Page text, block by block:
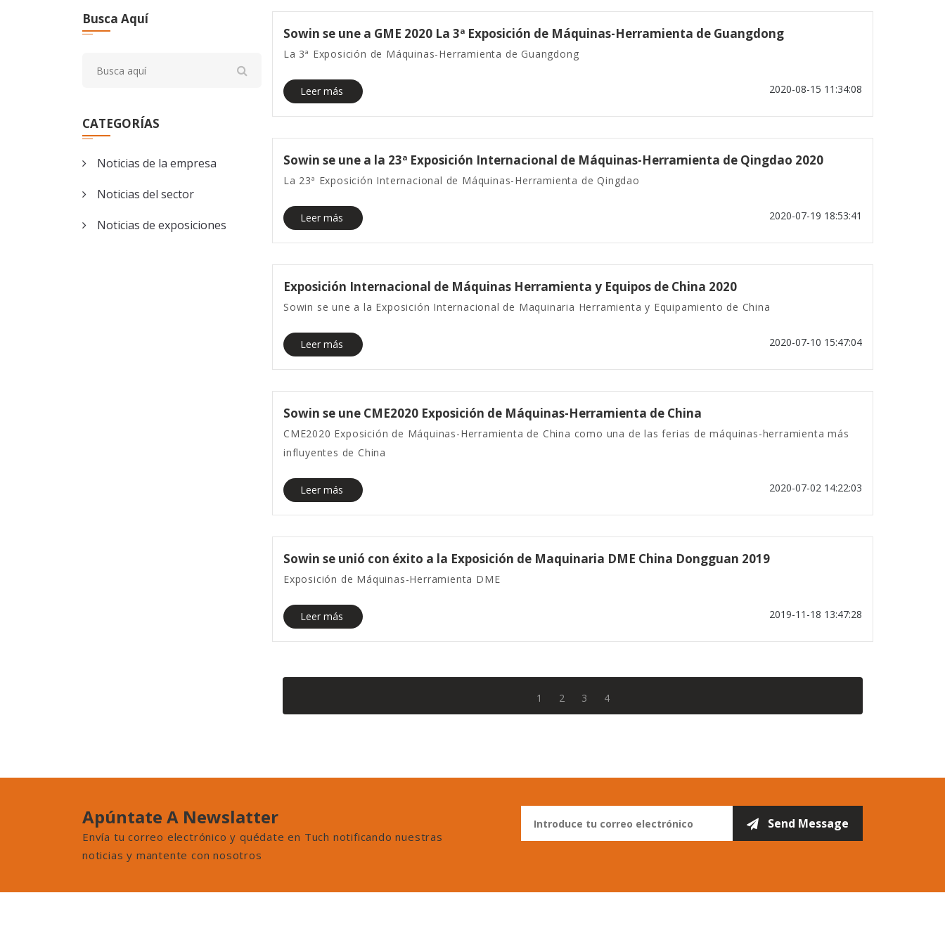
Busca Aquí
CATEGORÍAS
Noticias de la empresa
Noticias del sector
Noticias de exposiciones
Sowin se une a GME 2020 La 3ª Exposición de Máquinas-Herramienta de Guangdong
La 3ª Exposición de Máquinas-Herramienta de Guangdong
Leer más 2020-08-15 11:34:08
Sowin se une a la 23ª Exposición Internacional de Máquinas-Herramienta de Qingdao 2020
La 23ª Exposición Internacional de Máquinas-Herramienta de Qingdao
Leer más 2020-07-19 18:53:41
Exposición Internacional de Máquinas Herramienta y Equipos de China 2020
Sowin se une a la Exposición Internacional de Maquinaria Herramienta y Equipamiento de China
Leer más 2020-07-10 15:47:04
Sowin se une CME2020 Exposición de Máquinas-Herramienta de China
CME2020 Exposición de Máquinas-Herramienta de China como una de las ferias de máquinas-herramienta más
influyentes de China
Leer más 2020-07-02 14:22:03
Sowin se unió con éxito a la Exposición de Maquinaria DME China Dongguan 2019
Exposición de Máquinas-Herramienta DME
Leer más 2019-11-18 13:47:28
1 2 3 4
Apúntate A Newslatter
Envía tu correo electrónico y quédate en Tuch notificando nuestras
noticias y mantente con nosotros